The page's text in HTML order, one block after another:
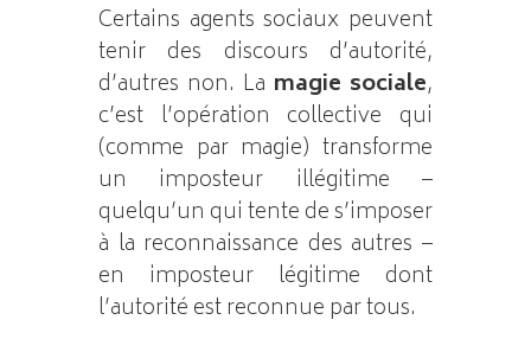
Certains agents sociaux peuvent
tenir des discours d’autorité,
d’autres non. La magie sociale,
c’est l’opération collective qui
(comme par magie) transforme
un imposteur illégitime –
quelqu’un qui tente de s’imposer
à la reconnaissance des autres –
en imposteur légitime dont
l’autorité est reconnue par tous.